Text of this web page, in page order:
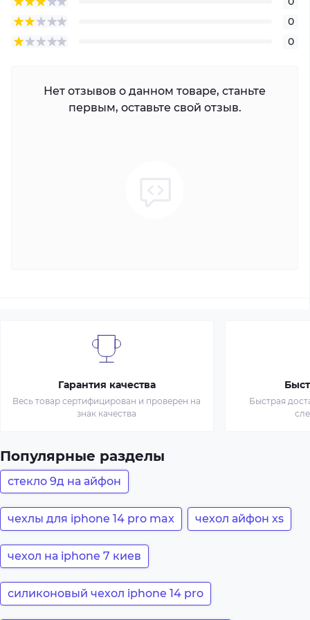
0
0
Нет отзывов о данном товаре, станьте
первым, оставьте свой отзыв.
Гарантия качества
Весь товар сертифицирован и проверен на
знак качества
Быстрая
Популярные разделы
стекло 9д на айфон
чехлы для iphone 14 pro max чехол айфон xs
чехол на iphone 7 киев
силиконовый чехол iphone 14 pro